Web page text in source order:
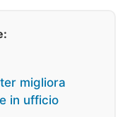
migliora
in ufficio